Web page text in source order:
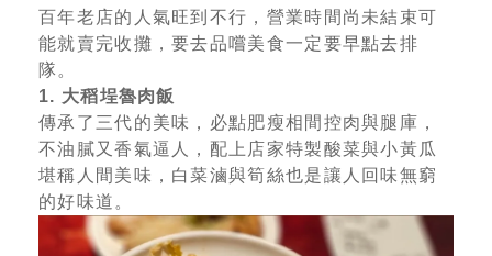
百年老店的人氣旺到不行，營業時間尚未結束可
能就賣完收攤，要去品嚐美食一定要早點去排
隊。
1. 大稻埕魯肉飯
傳承了三代的美味，必點肥瘦相間控肉與腿庫，
不油膩又香氣逼人，配上店家特製酸菜與小黃瓜
堪稱人間美味，白菜滷與筍絲也是讓人回味無窮
的好味道。